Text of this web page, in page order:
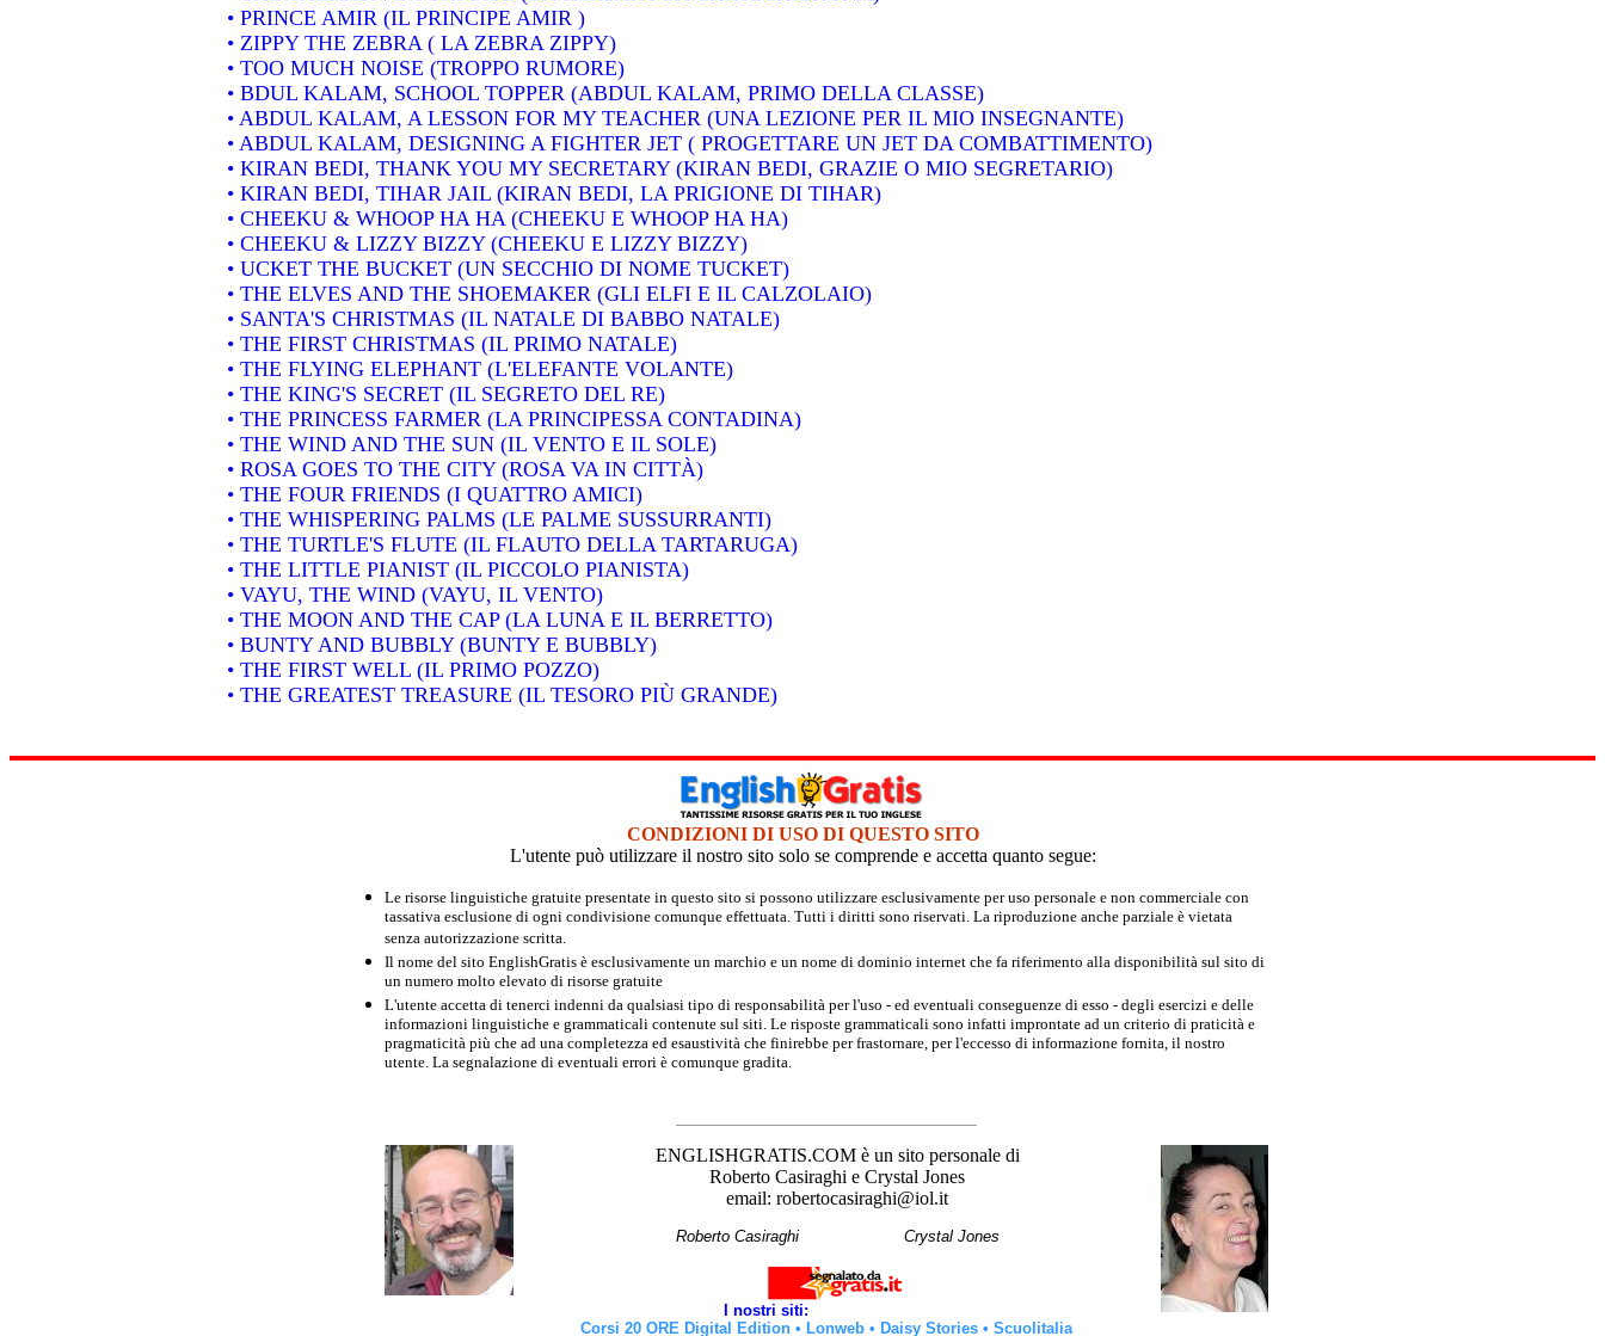
• PRINCE AMIR (IL PRINCIPE AMIR )
• ZIPPY THE ZEBRA ( LA ZEBRA ZIPPY)
• TOO MUCH NOISE (TROPPO RUMORE)
• BDUL KALAM, SCHOOL TOPPER (ABDUL KALAM, PRIMO DELLA CLASSE)
• ABDUL KALAM, A LESSON FOR MY TEACHER (UNA LEZIONE PER IL MIO INSEGNANTE)
• ABDUL KALAM, DESIGNING A FIGHTER JET ( PROGETTARE UN JET DA COMBATTIMENTO)
• KIRAN BEDI, THANK YOU MY SECRETARY (KIRAN BEDI, GRAZIE O MIO SEGRETARIO)
• KIRAN BEDI, TIHAR JAIL (KIRAN BEDI, LA PRIGIONE DI TIHAR)
• CHEEKU & WHOOP HA HA (CHEEKU E WHOOP HA HA)
• CHEEKU & LIZZY BIZZY (CHEEKU E LIZZY BIZZY)
• UCKET THE BUCKET (UN SECCHIO DI NOME TUCKET)
• THE ELVES AND THE SHOEMAKER (GLI ELFI E IL CALZOLAIO)
• SANTA'S CHRISTMAS (IL NATALE DI BABBO NATALE)
• THE FIRST CHRISTMAS (IL PRIMO NATALE)
• THE FLYING ELEPHANT (L'ELEFANTE VOLANTE)
• THE KING'S SECRET (IL SEGRETO DEL RE)
• THE PRINCESS FARMER (LA PRINCIPESSA CONTADINA)
• THE WIND AND THE SUN (IL VENTO E IL SOLE)
• ROSA GOES TO THE CITY (ROSA VA IN CITTÀ)
• THE FOUR FRIENDS (I QUATTRO AMICI)
• THE WHISPERING PALMS (LE PALME SUSSURRANTI)
• THE TURTLE'S FLUTE (IL FLAUTO DELLA TARTARUGA)
• THE LITTLE PIANIST (IL PICCOLO PIANISTA)
• VAYU, THE WIND (VAYU, IL VENTO)
• THE MOON AND THE CAP (LA LUNA E IL BERRETTO)
• BUNTY AND BUBBLY (BUNTY E BUBBLY)
• THE FIRST WELL (IL PRIMO POZZO)
• THE GREATEST TREASURE (IL TESORO PIÙ GRANDE)
CONDIZIONI DI USO DI QUESTO SITO
L'utente può utilizzare il nostro sito solo se comprende e accetta quanto segue:
Le risorse linguistiche gratuite presentate in questo sito si possono utilizzare esclusivamente per uso personale e non commerciale con
tassativa esclusione di ogni condivisione comunque effettuata. Tutti i diritti sono riservati. La riproduzione anche parziale è vietata
senza autorizzazione scritta.
Il nome del sito EnglishGratis è esclusivamente un marchio e un nome di dominio internet che fa riferimento alla disponibilità sul sito di
un numero molto elevato di risorse gratuite
L'utente accetta di tenerci indenni da qualsiasi tipo di responsabilità per l'uso - ed eventuali conseguenze di esso - degli esercizi e delle
informazioni linguistiche e grammaticali contenute sul siti. Le risposte grammaticali sono infatti improntate ad un criterio di praticità e
pragmaticità più che ad una completezza ed esaustività che finirebbe per frastornare, per l'eccesso di informazione fornita, il nostro
utente. La segnalazione di eventuali errori è comunque gradita.
ENGLISHGRATIS.COM è un sito personale di
Roberto Casiraghi e Crystal Jones
email: robertocasiraghi@iol.it
Roberto Casiraghi Crystal Jones
I nostri siti:
Corsi 20 ORE Digital Edition • Lonweb • Daisy Stories • Scuolitalia